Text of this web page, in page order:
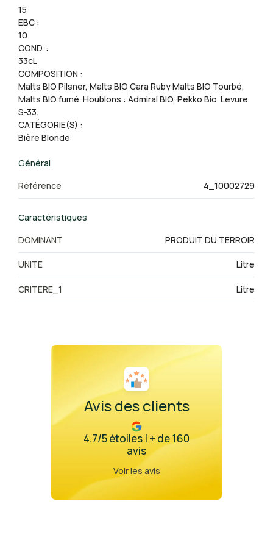
15
EBC :
10
COND. :
33cL
COMPOSITION :
Malts BIO Pilsner, Malts BIO Cara Ruby Malts BIO Tourbé,
Malts BIO fumé. Houblons : Admiral BIO, Pekko Bio. Levure
S-33.
CATÉGORIE(S) :
Bière Blonde
Général
Référence
4_10002729
Caractéristiques
DOMINANT
PRODUIT DU TERROIR
UNITE Litre
CRITERE_1 Litre
Avis des clients
4.7/5 étoiles | + de 160
avis
Voir les avis